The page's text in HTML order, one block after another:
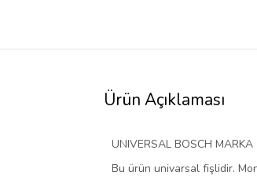
Ürün Açıklaması
UNIVERSAL BOSCH
Bu ürün univarsal fişlidir.